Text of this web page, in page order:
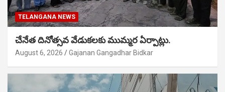
TELANGANA NEWS
చేనేత దినోత్సవ వేడుకలకు ముమ్మర ఏర్పాట్లు.
August 6, 2026 Gajanan Gangadhar Bidkar